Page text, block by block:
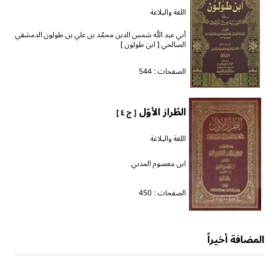
اللغة والبلاغة
أبي عبد الله شمس الدين محمّد بن علي بن طولون الدمشقي
الصالحي [ ابن طولون ]
الصفحات : 544
الطّراز الأوّل[ ج ٤ ]
اللغة والبلاغة
ابن معصوم المدني
الصفحات : 450
المضافة أخيراً